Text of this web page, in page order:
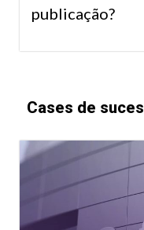
publicação?
Cases de